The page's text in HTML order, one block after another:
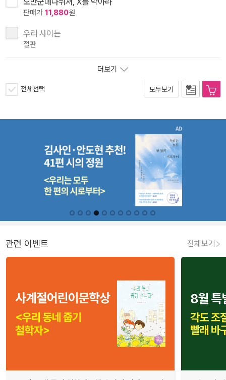
판매가 11,880원
우리 사이는
절판
더보기
전체선택 모두보기
관련 이벤트 전체보기